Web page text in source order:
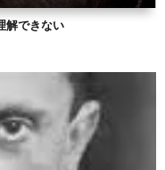
解できない